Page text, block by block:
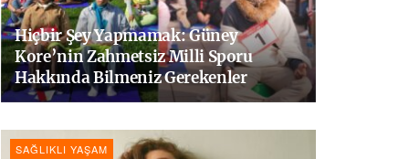
Hiçbir Şey Yapmamak: Güney
Kore’nin Zahmetsiz Milli Sporu
Hakkında Bilmeniz Gerekenler
SAĞLIKLI YAŞAM